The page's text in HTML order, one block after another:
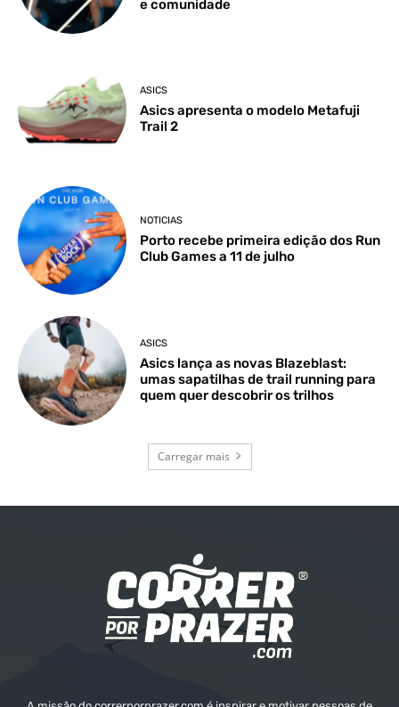
e comunidade
ASICS
Asics apresenta o modelo Metafuji
Trail 2
NOTICIAS
Porto recebe primeira edição dos Run
Club Games a 11 de julho
ASICS
Asics lança as novas Blazeblast:
umas sapatilhas de trail running para
quem quer descobrir os trilhos
Carregar mais